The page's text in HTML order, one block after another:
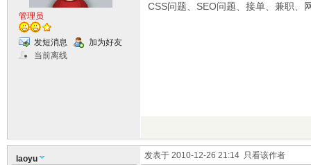
管理员
发短消息
加为好友
当前离线
CSS问题、SEO问题、接单、兼职、
laoyu 发表于 2010-12-26 21:14 只看该作者